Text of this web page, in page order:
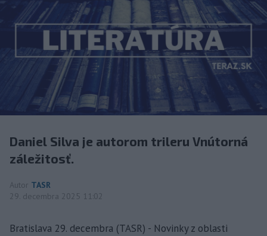
Daniel Silva je autorom trileru Vnútorná
záležitosť.
Autor TASR
29. decembra 2025 11:02
Bratislava 29. decembra (TASR) - Novinky z oblasti